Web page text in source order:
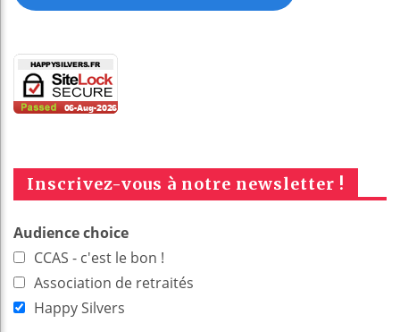
Inscrivez-vous à notre newsletter !
Audience choice
CCAS - c'est le bon !
Association de retraités
Happy Silvers